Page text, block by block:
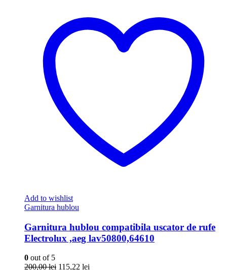
Add to wishlist
Garnitura hublou
Garnitura hublou compatibila uscator de rufe
Electrolux ,aeg lav50800,64610
0 out of 5
200,00lei Prețul
115,22 lei